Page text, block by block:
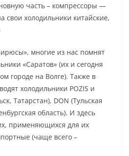
часть – компрессоры —
свои холодильники китайские,
многие из нас помнят
«Саратов» (их и сегодня
городе на Волге). Также в
холодильники POZIS и
Татарстан), DON (Тульская
область). И здесь
применяющихся для их
(чаще всего –